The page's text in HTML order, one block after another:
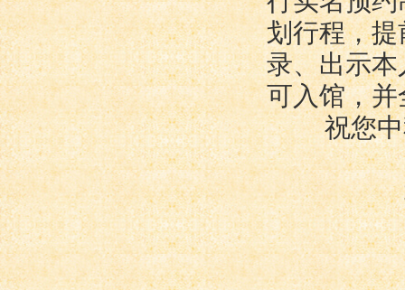
划行程，
录、出示
可入馆，
祝您中
北京
2022